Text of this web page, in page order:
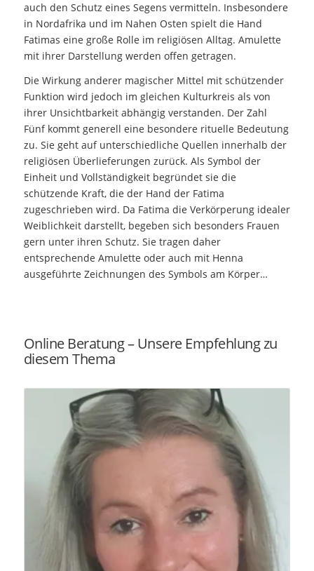
auch den Schutz eines Segens vermitteln. Insbesondere
in Nordafrika und im Nahen Osten spielt die Hand
Fatimas eine große Rolle im religiösen Alltag. Amulette
mit ihrer Darstellung werden offen getragen.
Die Wirkung anderer magischer Mittel mit schützender
Funktion wird jedoch im gleichen Kulturkreis als von
ihrer Unsichtbarkeit abhängig verstanden. Der Zahl
Fünf kommt generell eine besondere rituelle Bedeutung
zu. Sie geht auf unterschiedliche Quellen innerhalb der
religiösen Überlieferungen zurück. Als Symbol der
Einheit und Vollständigkeit begründet sie die
schützende Kraft, die der Hand der Fatima
zugeschrieben wird. Da Fatima die Verkörperung idealer
Weiblichkeit darstellt, begeben sich besonders Frauen
gern unter ihren Schutz. Sie tragen daher
entsprechende Amulette oder auch mit Henna
ausgeführte Zeichnungen des Symbols am Körper…
Online Beratung – Unsere Empfehlung zu
diesem Thema